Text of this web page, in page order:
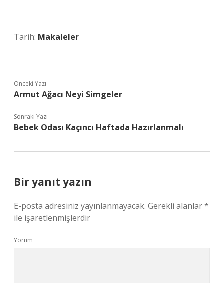
Tarih: Makaleler
Önceki Yazı
Armut Ağacı Neyi Simgeler
Sonraki Yazı
Bebek Odası Kaçıncı Haftada Hazırlanmalı
Bir yanıt yazın
E-posta adresiniz yayınlanmayacak. Gerekli alanlar*
ile işaretlenmişlerdir
Yorum